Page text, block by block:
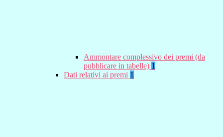
Ammontare complessivo dei premi (da
pubblicare in tabelle) 1
Dati relativi ai premi 1